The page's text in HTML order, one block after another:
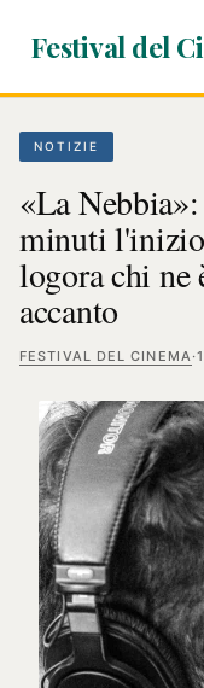
Festival del
NOTIZIE
«La
minuti
logora chi ne
accanto
FESTIVAL DEL CINEMA·